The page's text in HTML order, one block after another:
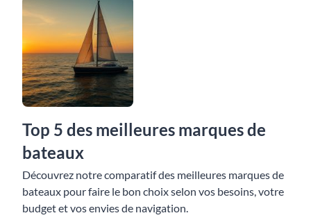
Top 5 des meilleures marques de
bateaux
Découvrez notre comparatif des meilleures marques de
bateaux pour faire le bon choix selon vos besoins, votre
budget et vos envies de navigation.